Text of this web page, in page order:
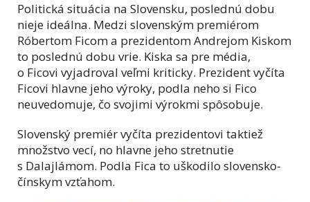
Politická situácia na Slovensku, poslednú dobu
nieje ideálna. Medzi slovenským premiérom
Róbertom Ficom a prezidentom Andrejom Kiskom
to poslednú dobu vrie. Kiska sa pre média,
o Ficovi vyjadroval veľmi kriticky. Prezident vyčíta
Ficovi hlavne jeho výroky, podla neho si Fico
neuvedomuje, čo svojimi výrokmi spôsobuje.
Slovenský premiér vyčíta prezidentovi taktiež
množstvo vecí, no hlavne jeho stretnutie
s Dalajlámom. Podla Fica to uškodilo slovensko-
čínskym vzťahom.